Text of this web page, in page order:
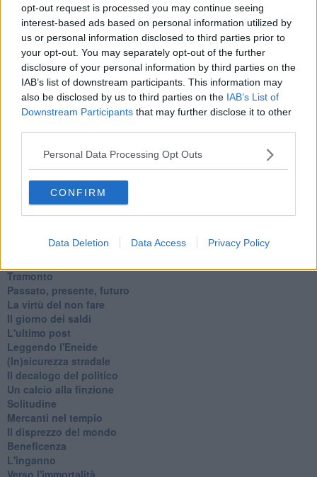
opt-out request is processed you may continue seeing
interest-based ads based on personal information utilized by
us or personal information disclosed to third parties prior to
your opt-out. You may separately opt-out of the further
disclosure of your personal information by third parties on the
IAB’s list of downstream participants. This information may
also be disclosed by us to third parties on the IAB’s List of
Downstream Participants that may further disclose it to other
Personal Data Processing Opt Outs
CONFIRM
Data Deletion Data Access Privacy Policy
Diseducazione televisiva e inerzia della politica
Foto storica
Esequie solenni
Nostalgia del sangue blu
Teste calde
Non avere e non essere
Armiamoci e... avviatevi
Da Capodanno a Carnevale
Schizzi di fango
Sor-riso amaro
Fine anno al ristorante
La festa di Capodanno
Re e regnanti
A noi interessa il dito non la luna
Come rubare allo stato e vivere felici
Il compagno
Tramonto
Passato, presente, futuro
La virtù del non fare
Il giorno dei saldi
L'ultimo post
Leggendo l'Eneide
​(In)sicurezza stradale
Il decalogo del politico
Un calcio alla finzione
Solitudine
Mercanti nel tempio
Il disprezzo del mondo
Beneficenza
L'inganno
Verso l'immortalità